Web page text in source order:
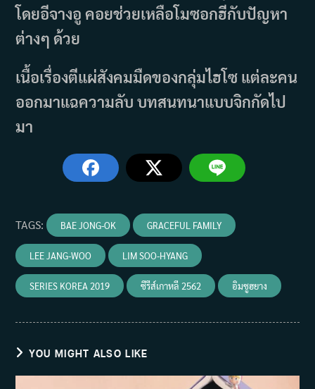
โดยอีจางอู คอยช่วยเหลือโมซอกฮีกับปัญหา
ต่างๆ ด้วย
เนื้อเรื่องตีแผ่สังคมมืดของกลุ่มไฮโซ แต่ละคน
ออกมาแฉความลับ บทสนทนาแบบจิกกัดไป
มา
TAGS: BAE JONG-OK GRACEFUL FAMILY
LEE JANG-WOO LIM SOO-HYANG
SERIES KOREA 2019 ซีรีส์เกาหลี 2562 อิมซูฮยาง
YOU MIGHT ALSO LIKE